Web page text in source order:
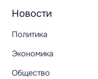
Новости
Политика
Экономика
Общество